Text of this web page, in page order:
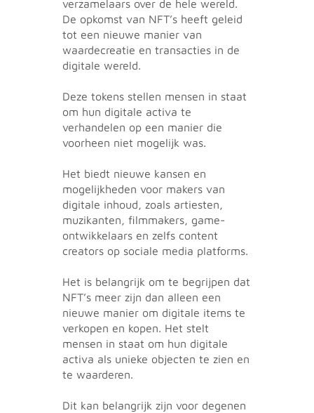
verzamelaars over de hele wereld.
De opkomst van NFT’s heeft geleid
tot een nieuwe manier van
waardecreatie en transacties in de
digitale wereld.
Deze tokens stellen mensen in staat
om hun digitale activa te
verhandelen op een manier die
voorheen niet mogelijk was.
Het biedt nieuwe kansen en
mogelijkheden voor makers van
digitale inhoud, zoals artiesten,
muzikanten, filmmakers, game-
ontwikkelaars en zelfs content
creators op sociale media platforms.
Het is belangrijk om te begrijpen dat
NFT’s meer zijn dan alleen een
nieuwe manier om digitale items te
verkopen en kopen. Het stelt
mensen in staat om hun digitale
activa als unieke objecten te zien en
te waarderen.
Dit kan belangrijk zijn voor degenen